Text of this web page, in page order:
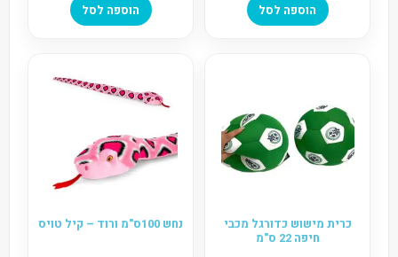
הוספה לסל הוספה לסל
כרית מישוש כדורגל מכבי
חיפה 22 ס"מ
נחש 100ס"מ ורוד – קיל טויס